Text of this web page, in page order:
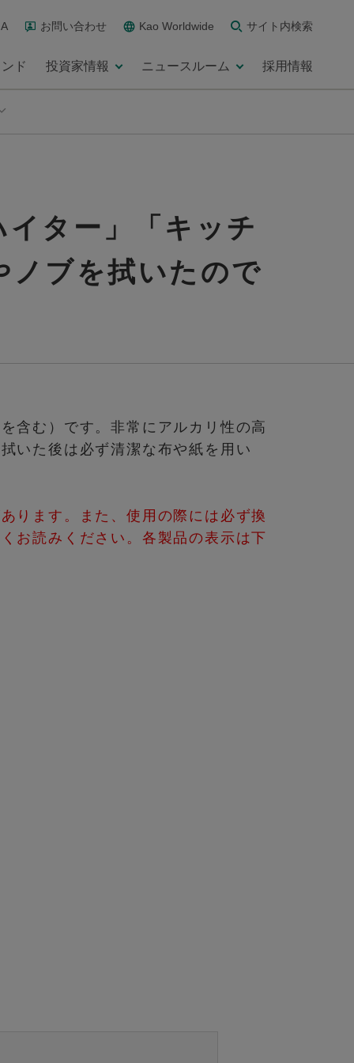
お問い合わせ Kao Worldwide サイト内検索
ド 投資家情報 ニュースルーム 採用情報
ター」「キッチ
ノブを拭いたので
含む）です。非常にアルカリ性の高
いた後は必ず清潔な布や紙を用い
ります。また、使用の際には必ず換
お読みください。各製品の表示は下